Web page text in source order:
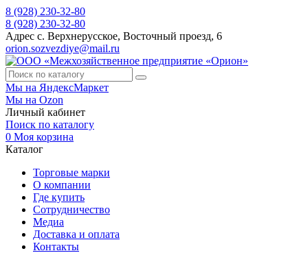
8 (928) 230-32-80
8 (928) 230-32-80
Адрес с. Верхнерусское, Восточный проезд, 6
orion.sozvezdiye@mail.ru
Мы на ЯндексМаркет
Мы на Ozon
Личный кабинет
Поиск по каталогу
0 Моя корзина
Каталог
Торговые марки
О компании
Где купить
Сотрудничество
Медиа
Доставка и оплата
Контакты